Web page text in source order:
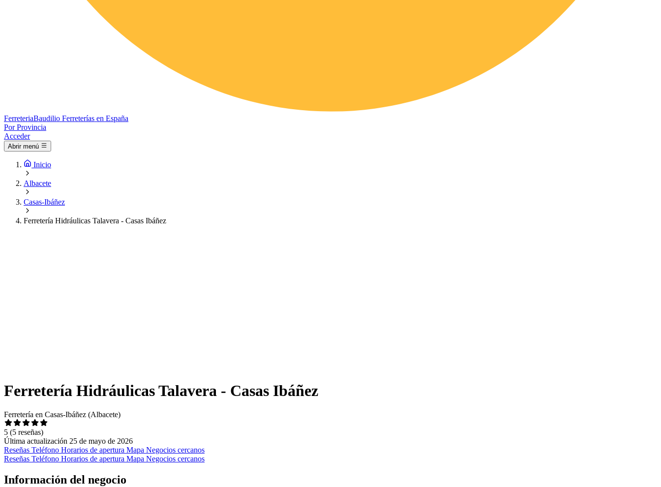
FerreteriaBaudilio Ferreterías en España
Por Provincia
Acceder
Abrir menú
Inicio
Albacete
Casas-Ibáñez
Ferretería Hidráulicas Talavera - Casas Ibáñez
Ferretería Hidráulicas Talavera - Casas Ibáñez
Ferretería en Casas-Ibáñez (Albacete)
5 (5 reseñas)
Última actualización 25 de mayo de 2026
Reseñas Teléfono Horarios de apertura Mapa Negocios cercanos
Reseñas Teléfono Horarios de apertura Mapa Negocios cercanos
Información del negocio